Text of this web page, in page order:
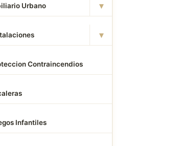
Urbano ▾
▾
Contraincendios
Infantiles